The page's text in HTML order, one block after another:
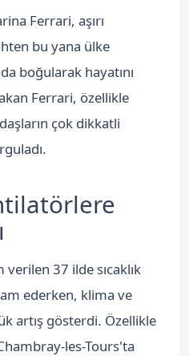
Ferrari, aşırı
bu yana ülke
boğularak hayatını
Ferrari, özellikle
çok dikkatli
verilen 37 ilde sıcaklık
ederken, klima ve
artış gösterdi. Özellikle
les-Tours'ta